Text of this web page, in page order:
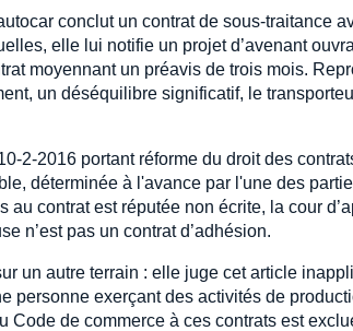
conclut un contrat de sous-traitance
elle lui notifie un projet d’avenant
moyennant un préavis de trois mois.
un déséquilibre significatif, le
2-2016 portant réforme du droit des
déterminée à l'avance par l'une des
contrat est réputée non écrite, la cour
n’est pas un contrat d’adhésion.
un autre terrain : elle juge cet article
personne exerçant des activités de
de commerce à ces contrats est